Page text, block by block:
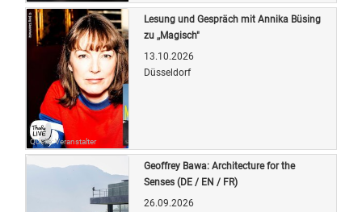
Quelle: Veranstalter
Lesung und Gespräch mit Annika Büsing
zu ,,Magisch"
13.10.2026
Düsseldorf
Geoffrey Bawa: Architecture for the
Senses (DE / EN / FR)
26.09.2026